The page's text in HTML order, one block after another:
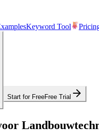
Keyword Tool
Start for FreeFree Trial